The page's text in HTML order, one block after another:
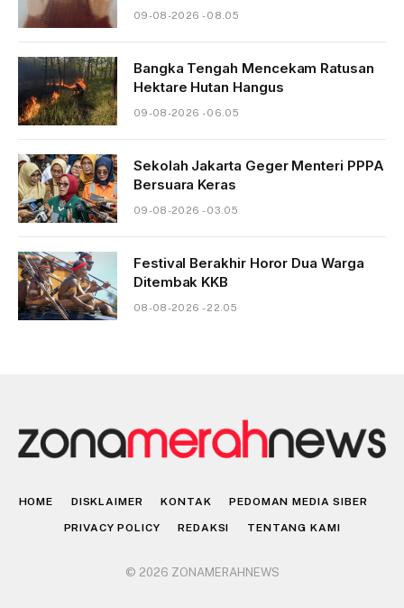
09-08-2026 - 08.05
Bangka Tengah Mencekam Ratusan
Hektare Hutan Hangus
09-08-2026 - 06.05
Sekolah Jakarta Geger Menteri PPPA
Bersuara Keras
09-08-2026 - 03.05
Festival Berakhir Horor Dua Warga
Ditembak KKB
08-08-2026 - 22.05
HOME DISKLAIMER KONTAK PEDOMAN MEDIA SIBER
PRIVACY POLICY REDAKSI TENTANG KAMI
© 2026 ZONAMERAHNEWS